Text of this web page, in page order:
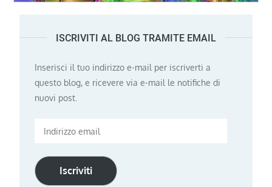
ISCRIVITI AL BLOG TRAMITE EMAIL
Inserisci il tuo indirizzo e-mail per iscriverti a
questo blog, e ricevere via e-mail le notifiche di
nuovi post.
Indirizzo
Iscriviti